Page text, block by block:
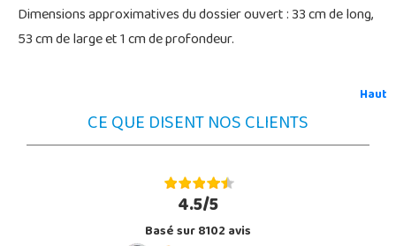
Dimensions approximatives du dossier ouvert : 33 cm de long,
53 cm de large et 1 cm de profondeur.
Haut
CE QUE DISENT NOS CLIENTS
4.5/5
Basé sur 8102 avis